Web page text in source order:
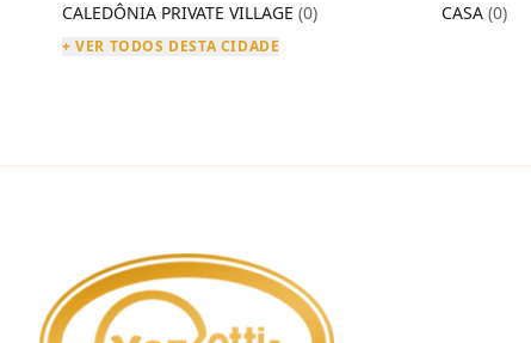
CALEDÔNIA PRIVATE VILLAGE (0) CASA (0)
+ VER TODOS DESTA CIDADE